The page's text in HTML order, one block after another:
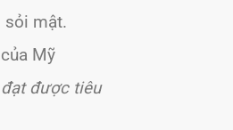
sỏi mật.
Mỹ
đạt được tiêu